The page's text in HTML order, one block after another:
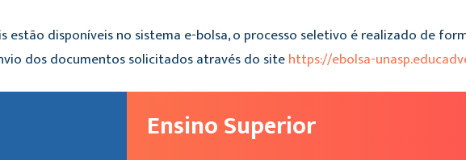
estão disponíveis no sistema e-bolsa, o processo seletivo é realizado de
dos documentos solicitados através do sitehttps://ebolsa-
Ensino Superior